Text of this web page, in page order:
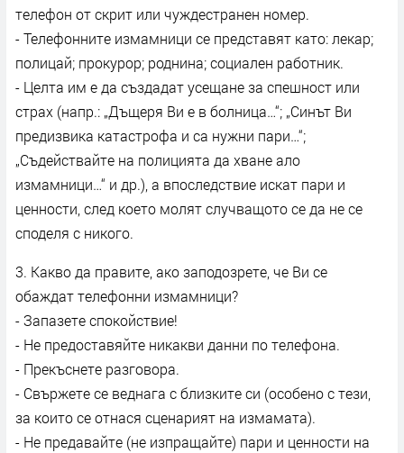
телефон от скрит или чуждестранен номер.
- Телефонните измамници се представят като: лекар;
полицай; прокурор; роднина; социален работник.
- Целта им е да създадат усещане за спешност или
страх (напр.: „Дъщеря Ви е в болница…“; „Синът Ви
предизвика катастрофа и са нужни пари…“;
„Съдействайте на полицията да хване ало
измамници…“ и др.), а впоследствие искат пари и
ценности, след което молят случващото се да не се
споделя с никого.
3. Какво да правите, ако заподозрете, че Ви се
обаждат телефонни измамници?
- Запазете спокойствие!
- Не предоставяйте никакви данни по телефона.
- Прекъснете разговора.
- Свържете се веднага с близките си (особено с тези,
за които се отнася сценарият на измамата).
- Не предавайте (не изпращайте) пари и ценности на